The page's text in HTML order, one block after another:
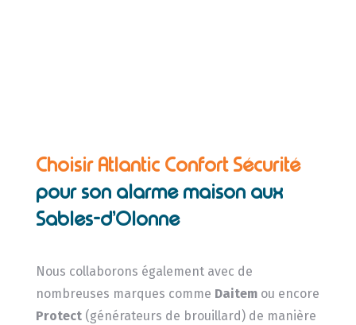
Choisir Atlantic Confort Sécurité
pour son alarme maison aux
Sables-d’Olonne
Nous collaborons également avec de
nombreuses marques comme Daitemou encore
Protect (générateurs de brouillard) de manière